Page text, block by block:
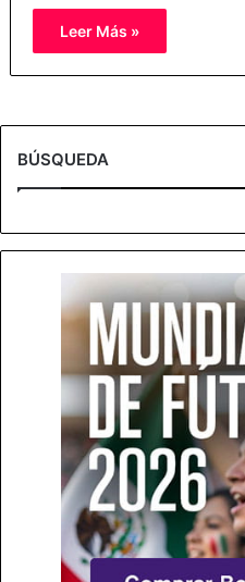
Leer Más »
BÚSQUEDA